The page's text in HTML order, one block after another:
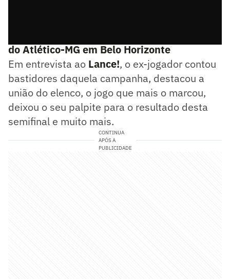
do Atlético-MG em Belo Horizonte
Em entrevista ao Lance!, o ex-jogador contou
bastidores daquela campanha, destacou a
união do elenco, o jogo que mais o marcou,
deixou o seu palpite para o resultado desta
semifinal e muito mais.
CONTINUA
APÓS A
PUBLICIDADE